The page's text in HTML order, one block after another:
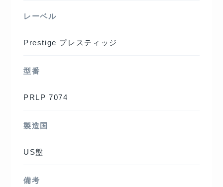
レーベル
Prestige プレスティッジ
型番
PRLP 7074
製造国
US盤
備考